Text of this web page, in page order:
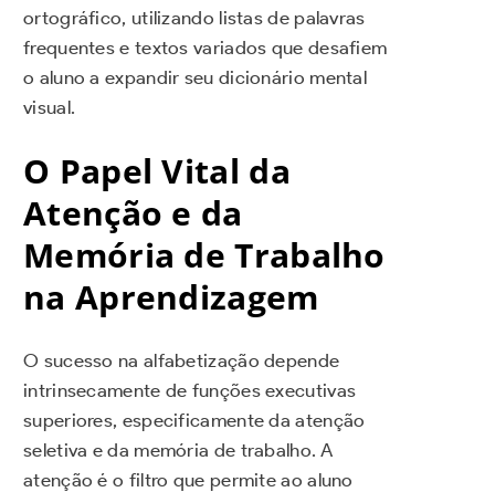
ortográfico, utilizando listas de palavras
frequentes e textos variados que desafiem
o aluno a expandir seu dicionário mental
visual.
O Papel Vital da
Atenção e da
Memória de Trabalho
na Aprendizagem
O sucesso na alfabetização depende
intrinsecamente de funções executivas
superiores, especificamente da atenção
seletiva e da memória de trabalho. A
atenção é o filtro que permite ao aluno